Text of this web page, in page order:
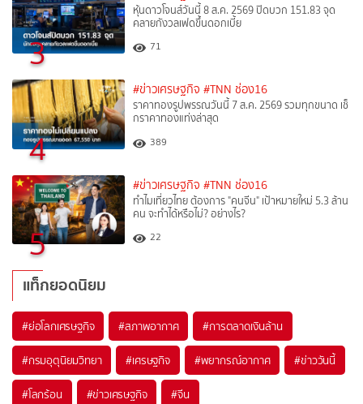
3
หุ้นดาวโจนส์วันนี้ 8 ส.ค. 2569 ปิดบวก 151.83 จุด
คลายกังวลเฟดขึ้นดอกเบี้ย
71
4
#ข่าวเศรษฐกิจ #TNN ช่อง16
ราคาทองรูปพรรณวันนี้ 7 ส.ค. 2569 รวมทุกขนาด เช็
กราคาทองแท่งล่าสุด
389
5
#ข่าวเศรษฐกิจ #TNN ช่อง16
ทำไมเที่ยวไทย ต้องการ "คนจีน" เป้าหมายใหม่ 5.3 ล้าน
คน จะทำได้หรือไม่? อย่างไร?
22
แท็กยอดนิยม
#ย่อโลกเศรษฐกิจ #สภาพอากาศ #การตลาดเงินล้าน
#กรมอุตุนิยมวิทยา #เศรษฐกิจ #พยากรณ์อากาศ #ข่าววันนี้
#โลกร้อน #ข่าวเศรษฐกิจ #จีน